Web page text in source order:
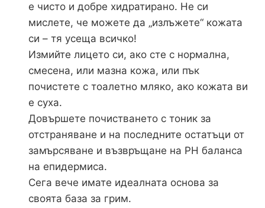
е чисто и добре хидратирано. Не си
мислете, че можете да „излъжете“ кожата
си – тя усеща всичко!
Измийте лицето си, ако сте с нормална,
смесена, или мазна кожа, или пък
почистете с тоалетно мляко, ако кожата ви
е суха.
Довършете почистването с тоник за
отстраняване и на последните остатъци от
замърсяване и възвръщане на PH баланса
на епидермиса.
Сега вече имате идеалната основа за
своята база за грим.